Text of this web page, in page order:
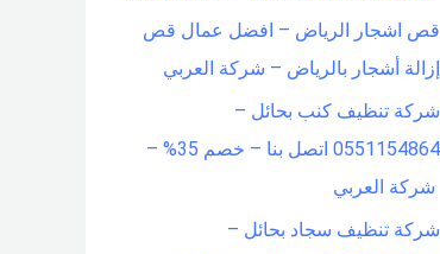
قص اشجار الرياض – افضل عمال قص
إزالة أشجار بالرياض – شركة العربي
شركة تنظيف كنب بحائل –
0551154864 اتصل بنا – خصم 35% –
شركة العربي
شركة تنظيف سجاد بحائل –